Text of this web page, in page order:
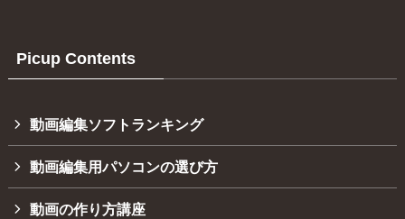
ーPicup Contents
動画編集ソフトランキング
動画編集用パソコンの選び方
動画の作り方講座